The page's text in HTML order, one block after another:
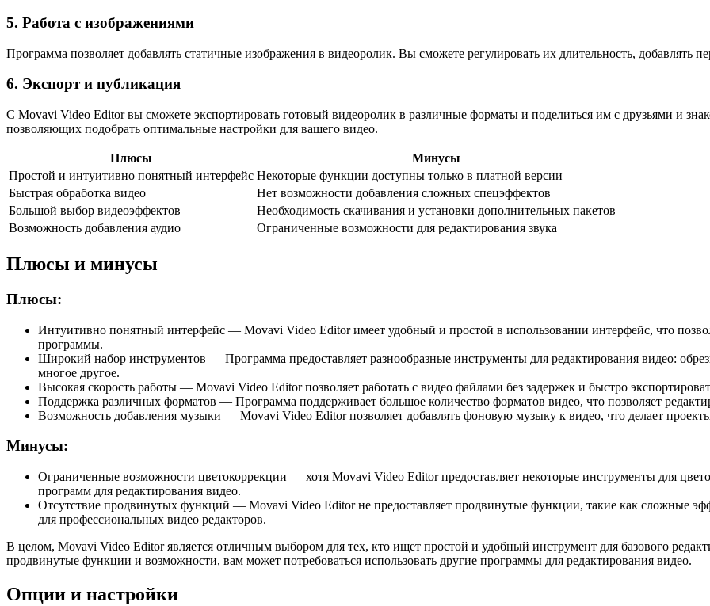
5. Работа с изображениями
Программа позволяет добавлять статичные изображения в видеоролик. Вы сможете регулировать их длительность, добавлять
6. Экспорт и публикация
С Movavi Video Editor вы сможете экспортировать готовый видеоролик в различные форматы и поделиться им с друзьями и
позволяющих подобрать оптимальные настройки для вашего видео.
Плюсы
Минусы
Простой и интуитивно понятный интерфейс Некоторые функции доступны только в платной версии
Быстрая обработка видео
Нет возможности добавления сложных спецэффектов
Большой выбор видеоэффектов
Необходимость скачивания и установки дополнительных пакетов
Возможность добавления аудио
Ограниченные возможности для редактирования звука
Плюсы и минусы
Плюсы:
Интуитивно понятный интерфейс — Movavi Video Editor имеет удобный и простой в использовании интерфейс, что
программы.
Широкий набор инструментов — Программа предоставляет разнообразные инструменты для редактирования видео:
многое другое.
Высокая скорость работы — Movavi Video Editor позволяет работать с видео файлами без задержек и быстро
Поддержка различных форматов — Программа поддерживает большое количество форматов видео, что позволяет
Возможность добавления музыки — Movavi Video Editor позволяет добавлять фоновую музыку к видео, что делает
Минусы:
Ограниченные возможности цветокоррекции — хотя Movavi Video Editor предоставляет некоторые инструменты для
программ для редактирования видео.
Отсутствие продвинутых функций — Movavi Video Editor не предоставляет продвинутые функции, такие как сложные
для профессиональных видео редакторов.
В целом, Movavi Video Editor является отличным выбором для тех, кто ищет простой и удобный инструмент для базового
продвинутые функции и возможности, вам может потребоваться использовать другие программы для редактирования видео.
Опции и настройки